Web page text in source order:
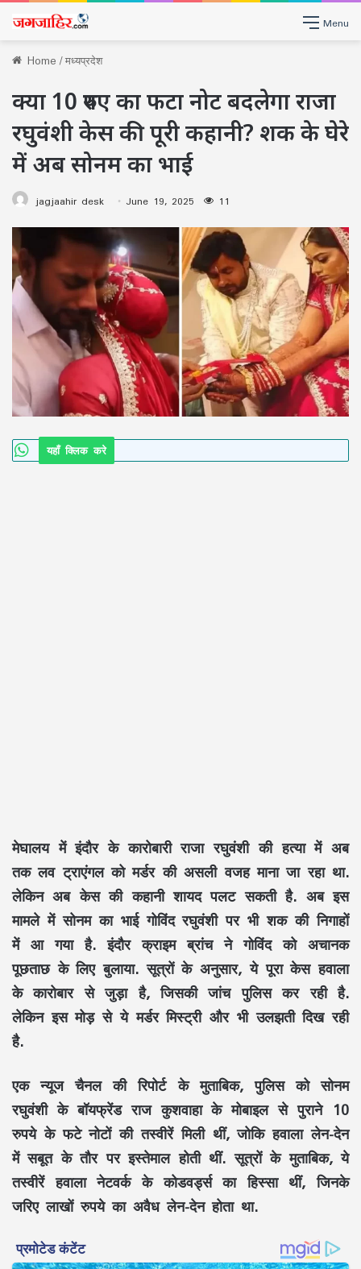
Menu
Home/मध्यप्रदेश
क्या 10 रुपए का फटा नोट बदलेगा राजा
रघुवंशी केस की पूरी कहानी? शक के घेरे
में अब सोनम का भाई
jagjaahir desk June 19, 2025 11
यहाँ क्लिक करे
मेघालय में इंदौर के कारोबारी राजा रघुवंशी की हत्या में अब
तक लव ट्राएंगल को मर्डर की असली वजह माना जा रहा था.
लेकिन अब केस की कहानी शायद पलट सकती है. अब इस
मामले में सोनम का भाई गोविंद रघुवंशी पर भी शक की निगाहों
में आ गया है. इंदौर क्राइम ब्रांच ने गोविंद को अचानक
पूछताछ के लिए बुलाया. सूत्रों के अनुसार, ये पूरा केस हवाला
के कारोबार से जुड़ा है, जिसकी जांच पुलिस कर रही है.
लेकिन इस मोड़ से ये मर्डर मिस्ट्री और भी उलझती दिख रही
है.
एक न्यूज चैनल की रिपोर्ट के मुताबिक, पुलिस को सोनम
रघुवंशी के बॉयफ्रेंड राज कुशवाहा के मोबाइल से पुराने 10
रुपये के फटे नोटों की तस्वीरें मिली थीं, जोकि हवाला लेन-देन
में सबूत के तौर पर इस्तेमाल होती थीं. सूत्रों के मुताबिक, ये
तस्वीरें हवाला नेटवर्क के कोडवर्ड्स का हिस्सा थीं, जिनके
जरिए लाखों रुपये का अवैध लेन-देन होता था.